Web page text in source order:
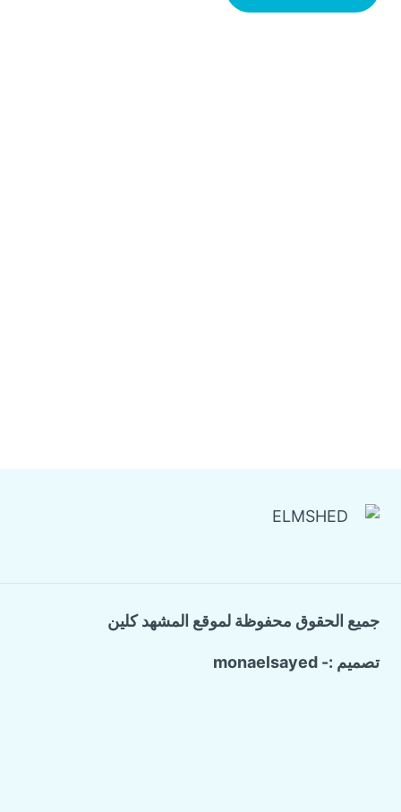
جميع الحقوق محفوظة لموقع المشهد كلين
تصميم :- monaelsayed